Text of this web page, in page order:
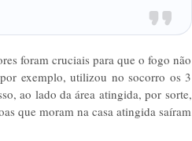
foram cruciais para que o fogo não
exemplo, utilizou no socorro os 3
ao lado da área atingida, por sorte,
que moram na casa atingida saíram